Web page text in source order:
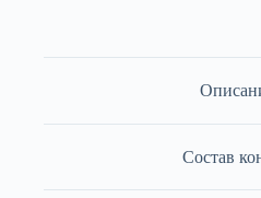
Состав